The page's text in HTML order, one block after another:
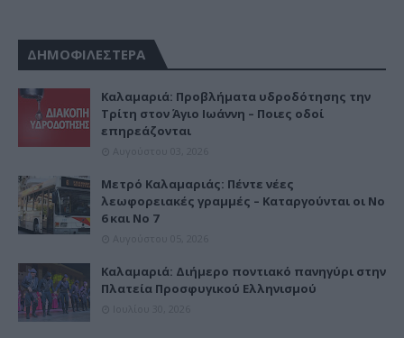
ΔΗΜΟΦΙΛΕΣΤΕΡΑ
Καλαμαριά: Προβλήματα υδροδότησης την
Τρίτη στον Άγιο Ιωάννη – Ποιες οδοί
επηρεάζονται
Μετρό Καλαμαριάς: Πέντε νέες
λεωφορειακές γραμμές – Καταργούνται οι Νο
6 και Νο 7
Καλαμαριά: Διήμερο ποντιακό πανηγύρι στην
Πλατεία Προσφυγικού Ελληνισμού